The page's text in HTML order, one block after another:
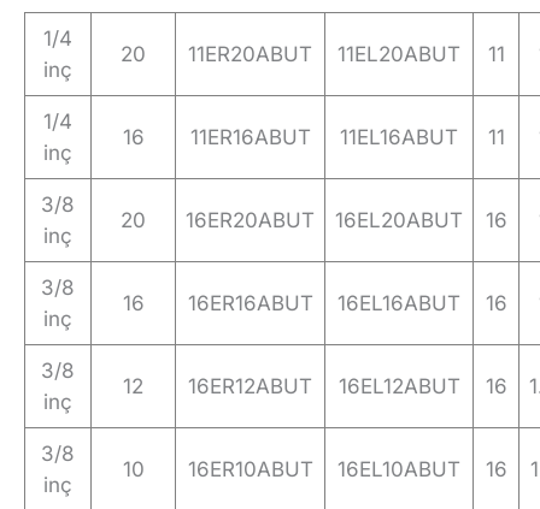
1/4
inç
20 11ER20ABUT 11EL20ABUT 11
1/4
inç
16 11ER16ABUT 11EL16ABUT 11
3/8
inç
20 16ER20ABUT 16EL20ABUT 16
3/8
inç
16 16ER16ABUT 16EL16ABUT 16
3/8
inç
12 16ER12ABUT 16EL12ABUT 16
3/8
inç
10 16ER10ABUT 16EL10ABUT 16